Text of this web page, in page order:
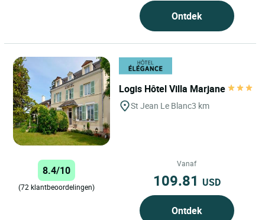
Ontdek
Logis Hôtel Villa Marjane
St Jean Le Blanc3 km
8.4/10
(72 klantbeoordelingen)
Vanaf
109.81 USD
Ontdek